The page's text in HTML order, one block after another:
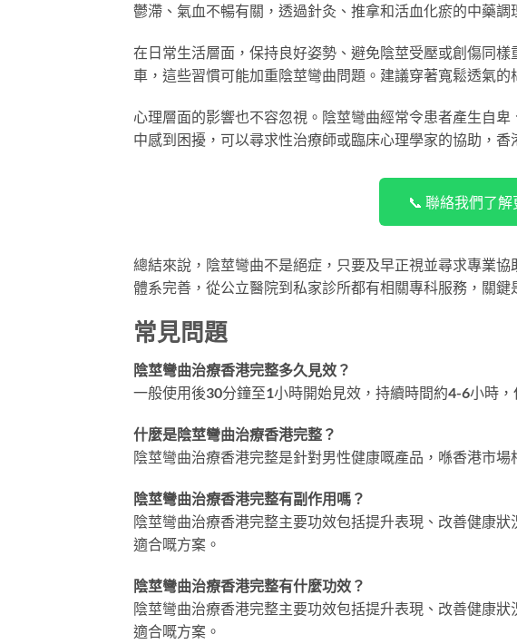
鬱滯、氣血不暢有關，透過針灸、推拿和活血化瘀的中藥
在日常生活層面，保持良好姿勢、避免陰莖受壓或創傷同
車，這些習慣可能加重陰莖彎曲問題。建議穿著寬鬆透氣的
心理層面的影響也不容忽視。陰莖彎曲經常令患者產生自
中感到困擾，可以尋求性治療師或臨床心理學家的協助，
📞 聯絡我們了
總結來說，陰莖彎曲不是絕症，只要及早正視並尋求專業
體系完善，從公立醫院到私家診所都有相關專科服務，關鍵
常見問題
陰莖彎曲治療香港完整多久見效？
一般使用後30分鐘至1小時開始見效，持續時間約4-6小時，
什麼是陰莖彎曲治療香港完整？
陰莖彎曲治療香港完整是針對男性健康嘅產品，喺香港市場
陰莖彎曲治療香港完整有副作用嗎？
陰莖彎曲治療香港完整主要功效包括提升表現、改善健康
適合嘅方案。
陰莖彎曲治療香港完整有什麼功效？
陰莖彎曲治療香港完整主要功效包括提升表現、改善健康
適合嘅方案。